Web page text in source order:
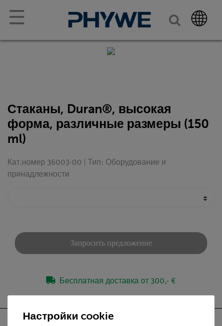
☰
Стаканы, Duran®, высокая
форма, различные размеры (150
ml)
Кат.номер 36003-00 | Тип: Оборудование и
принадлежности
Запросить предложение
Бесплатная доставка от 300,- €
Настройки cookie